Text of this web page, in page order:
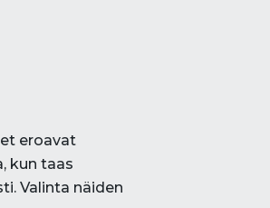
eroavat
kun taas
Valinta näiden